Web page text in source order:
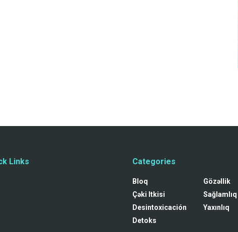
Links Categories
Bloq
Çəki Itkisi
Desintoxicación
Detoks
Gözəllik
Sağlamlıq
Yaxınlıq